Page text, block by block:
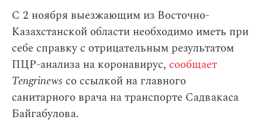
С 2 ноября выезжающим из Восточно-
Казахстанской области необходимо иметь при
себе справку с отрицательным результатом
ПЦР-анализа на коронавирус, сообщает
Tengrinews со ссылкой на главного
санитарного врача на транспорте Садвакаса
Байгабулова.